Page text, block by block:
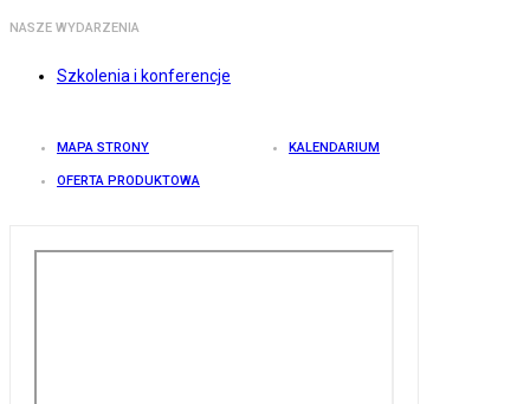
NASZE WYDARZENIA
Szkolenia i konferencje
MAPA STRONY KALENDARIUM
OFERTA PRODUKTOWA